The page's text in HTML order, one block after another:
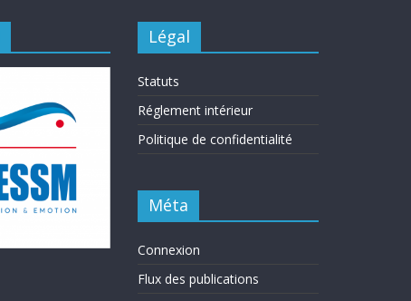
Légal
Statuts
Réglement intérieur
Politique de confidentialité
Méta
Connexion
Flux des publications